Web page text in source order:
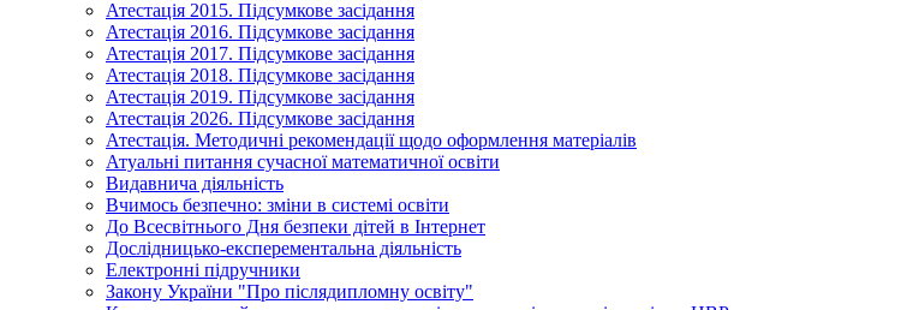
Атестація 2015. Підсумкове засідання
Атестація 2016. Підсумкове засідання
Атестація 2017. Підсумкове засідання
Атестація 2018. Підсумкове засідання
Атестація 2019. Підсумкове засідання
Атестація 2026. Підсумкове засідання
Атестація. Методичні рекомендації щодо оформлення матеріалів
Атуальні питання сучасної математичної освіти
Видавнича діяльність
Вчимось безпечно: зміни в системі освіти
До Всесвітнього Дня безпеки дітей в Інтернет
Дослідницько-експерементальна діяльність
Електронні підручники
Закону України "Про післядипломну освіту"